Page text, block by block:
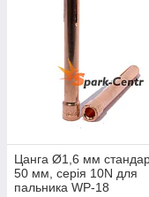
Цанга Ø1,6 мм
50 мм, серія 10N для
пальника WP-18